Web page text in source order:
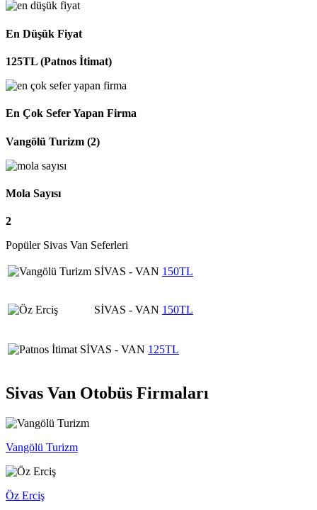
En Düşük Fiyat
125TL (Patnos İtimat)
En Çok Sefer Yapan Firma
Vangölü Turizm (2)
Mola Sayısı
2
Popüler Sivas Van Seferleri
SİVAS - VAN 150TL
SİVAS - VAN 150TL
SİVAS - VAN 125TL
Sivas Van Otobüs Firmaları
Vangölü Turizm
Öz Erciş